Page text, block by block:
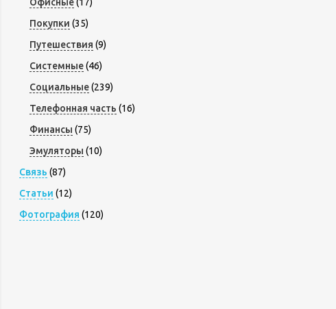
Покупки (35)
Путешествия (9)
Системные(46)
Социальные(239)
Телефонная часть (16)
Финансы (75)
Эмуляторы (10)
Связь (87)
Статьи (12)
Фотография (120)